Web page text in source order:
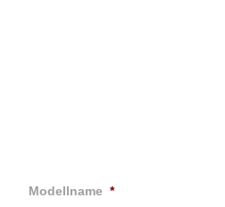
Modellname *